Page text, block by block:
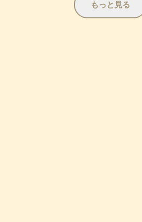
もっと見る